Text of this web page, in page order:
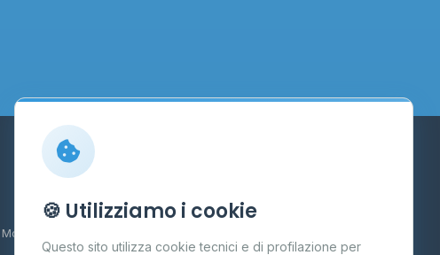
Molise
🍪 Utilizziamo i cookie
Questo sito utilizza cookie tecnici e di profilazione per